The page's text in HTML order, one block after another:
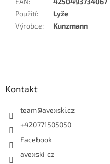
Použití:
Lyže
Výrobce: Kunzmann
Kontakt
team@avexski.cz
+420771505050
Facebook
avexski_cz